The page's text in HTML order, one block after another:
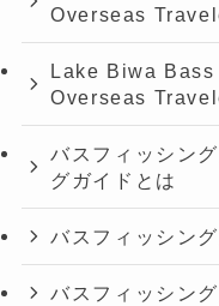
Overseas
Lake Biwa
Overseas
バスフィッシン
グガイドとは
バスフィッシン
バスフィッシン